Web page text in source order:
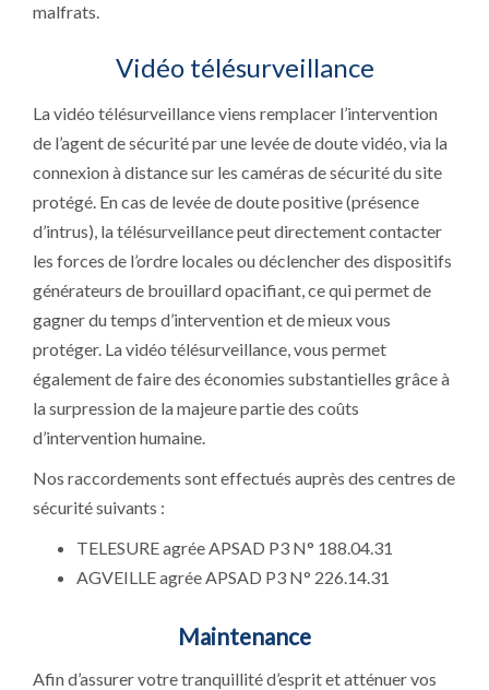
malfrats.
Vidéo télésurveillance
La vidéo télésurveillance viens remplacer l’intervention
de l’agent de sécurité par une levée de doute vidéo, via la
connexion à distance sur les caméras de sécurité du site
protégé. En cas de levée de doute positive (présence
d’intrus), la télésurveillance peut directement contacter
les forces de l’ordre locales ou déclencher des dispositifs
générateurs de brouillard opacifiant, ce qui permet de
gagner du temps d’intervention et de mieux vous
protéger. La vidéo télésurveillance, vous permet
également de faire des économies substantielles grâce à
la surpression de la majeure partie des coûts
d’intervention humaine.
Nos raccordements sont effectués auprès des centres de
sécurité suivants :
TELESURE agrée APSAD P3 N° 188.04.31
AGVEILLE agrée APSAD P3 N° 226.14.31
Maintenance
Afin d’assurer votre tranquillité d’esprit et atténuer vos